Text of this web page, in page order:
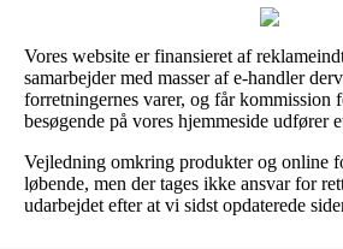
Vores website er finansieret af
samarbejder med masser af e-handler
forretningernes varer, og får kommission
besøgende på vores hjemmeside udfører
Vejledning omkring produkter og online
løbende, men der tages ikke ansvar for
udarbejdet efter at vi sidst opdaterede